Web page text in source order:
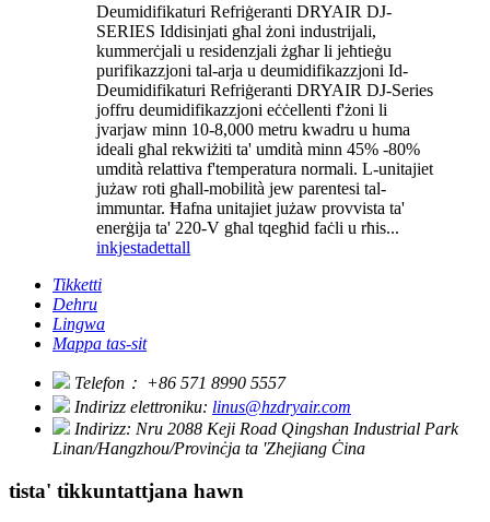
Deumidifikaturi Refriġeranti DRYAIR DJ-
SERIES Iddisinjati għal żoni industrijali,
kummerċjali u residenzjali żgħar li jeħtieġu
purifikazzjoni tal-arja u deumidifikazzjoni Id-
Deumidifikaturi Refriġeranti DRYAIR DJ-Series
joffru deumidifikazzjoni eċċellenti f'żoni li
jvarjaw minn 10-8,000 metru kwadru u huma
ideali għal rekwiżiti ta' umdità minn 45% -80%
umdità relattiva f'temperatura normali. L-unitajiet
jużaw roti għall-mobilità jew parentesi tal-
immuntar. Ħafna unitajiet jużaw provvista ta'
enerġija ta' 220-V għal tqegħid faċli u rħis...
inkjestadettall
Tikketti
Dehru
Lingwa
Mappa tas-sit
Telefon： +86 571 8990 5557
Indirizz elettroniku: linus@hzdryair.com
Indirizz: Nru 2088 Keji Road Qingshan Industrial Park
Linan/Hangzhou/Provinċja ta 'Zhejiang Ċina
tista' tikkuntattjana hawn